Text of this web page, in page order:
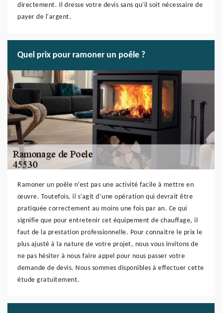
directement. Il dresse votre devis sans qu'il soit nécessaire de
payer de l'argent.
Quel prix pour ramoner un poêle ?
Ramoner un poêle n’est pas une activité facile à mettre en
œuvre. Toutefois, il s’agit d’une opération qui devrait être
pratiquée correctement au moins une fois par an. Ce qui
signifie que pour entretenir cet équipement de chauffage, il
faut de la prestation professionnelle. Pour connaitre le prix le
plus ajusté à la nature de votre projet, nous vous invitons de
ne pas hésiter à nous faire appel pour nous passer votre
demande de devis. Nous sommes disponibles à effectuer cette
étude gratuitement.